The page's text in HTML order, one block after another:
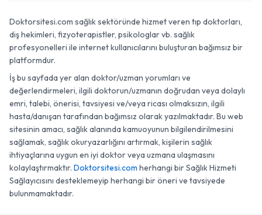
Doktorsitesi.com sağlık sektöründe hizmet veren tıp doktorları,
diş hekimleri, fizyoterapistler, psikologlar vb. sağlık
profesyonelleri ile internet kullanıcılarını buluşturan bağımsız bir
platformdur.
İş bu sayfada yer alan doktor/uzman yorumları ve
değerlendirmeleri, ilgili doktorun/uzmanın doğrudan veya dolaylı
emri, talebi, önerisi, tavsiyesi ve/veya ricası olmaksızın, ilgili
hasta/danışan tarafından bağımsız olarak yazılmaktadır. Bu web
sitesinin amacı, sağlık alanında kamuoyunun bilgilendirilmesini
sağlamak, sağlık okuryazarlığını artırmak, kişilerin sağlık
ihtiyaçlarına uygun en iyi doktor veya uzmana ulaşmasını
kolaylaştırmaktır. Doktorsitesi.com herhangi bir Sağlık Hizmeti
Sağlayıcısını desteklemeyip herhangi bir öneri ve tavsiyede
bulunmamaktadır.